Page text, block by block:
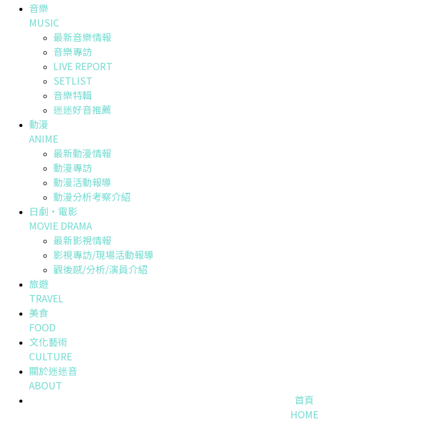
音樂
MUSIC
最新音樂情報
音樂專訪
LIVE REPORT
SETLIST
音樂特輯
迷迷好音推薦
動漫
ANIME
最新動漫情報
動漫專訪
動漫活動報導
動漫分析考察介紹
日劇・電影
MOVIE DRAMA
最新影視情報
影視專訪/現場活動報導
觀後感/分析/演員介紹
旅遊
TRAVEL
美食
FOOD
文化藝術
CULTURE
關於迷迷音
ABOUT
首頁
HOME